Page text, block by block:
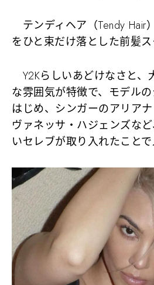
テンディヘア（Tendy Hair
をひと束だけ落とした前髪ス
Y2Kらしいあどけなさと、
な雰囲気が特徴で、モデル
はじめ、シンガーのアリア
ヴァネッサ・ハジェンズな
いセレブが取り入れたことで